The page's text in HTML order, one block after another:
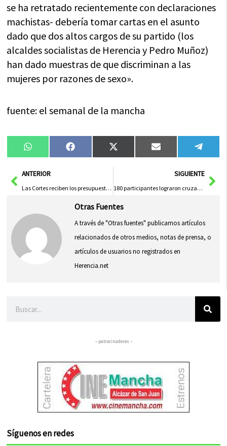
se ha retratado recientemente con declaraciones
machistas- debería tomar cartas en el asunto
dado que dos altos cargos de su partido (los
alcaldes socialistas de Herencia y Pedro Muñoz)
han dado muestras de que discriminan a las
mujeres por razones de sexo».
fuente: el semanal de la mancha
Compartir
en
WhatsAppCompartir
en
FacebookCompartir
en
X
(Twitter)
Compartir
en
Email
en
AntANTERIOR
Las Cortes reciben los presupuestos generales de la Junta para 2015
SIGUIENTE
180 participantes lograron cruzar la línea de meta en la « V Titán de la Mancha»
Otras Fuentes
A través de "Otras fuentes" publicamos artículos
relacionados de otros medios, notas de prensa, o
artículos de usuarios no registrados en
Herencia.net
– patrocinadores –
Síguenos en redes